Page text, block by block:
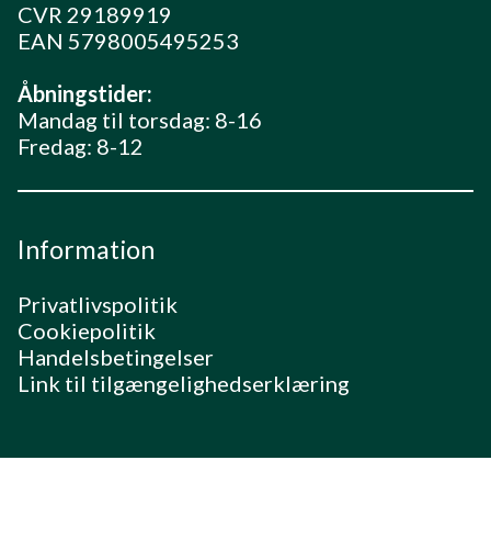
CVR 29189919
EAN 5798005495253
Åbningstider:
Mandag til torsdag: 8-16
Fredag: 8-12
Information
Privatlivspolitik
Cookiepolitik
Handelsbetingelser
Link til tilgængelighedserklæring